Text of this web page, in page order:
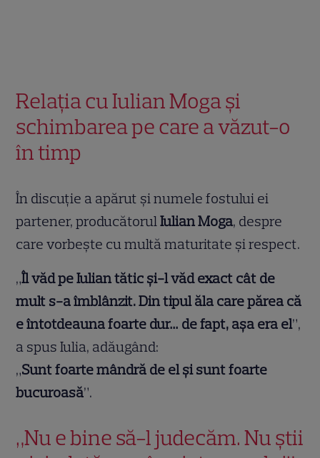
Relația cu Iulian Moga și
schimbarea pe care a văzut-o
în timp
În discuție a apărut și numele fostului ei
partener, producătorulIulian Moga, despre
care vorbește cu multă maturitate și respect.
„Îl văd pe Iulian tătic și-l văd exact cât de
mult s-a îmblânzit. Din tipul ăla care părea că
e întotdeauna foarte dur… de fapt, așa era el”,
a spus Iulia, adăugând:
„Sunt foarte mândră de el și sunt foarte
bucuroasă”.
„Nu e bine să-l judecăm. Nu știi